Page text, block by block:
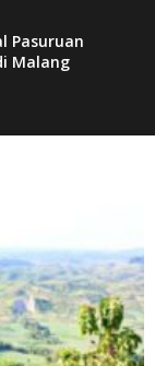
Pasuruan
Malang